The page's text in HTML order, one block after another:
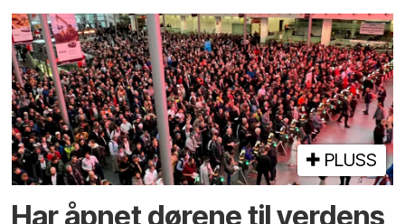
PLUSS
Har åpnet dørene til verdens